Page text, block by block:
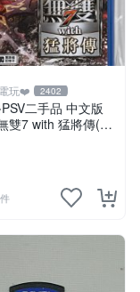
玩❤️ 2402
二手品 中文版
雙7 with 猛將傳(遊
)